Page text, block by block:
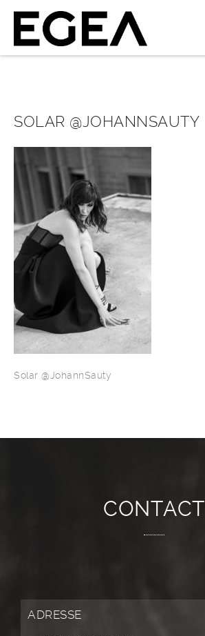
SOLAR @JOHANNSAUTY
Solar @JohannSauty
CONTACT
ADRESSE